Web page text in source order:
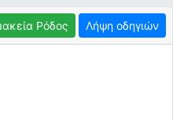
Ρόδος Λήψη οδηγιών